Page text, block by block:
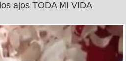
ajos TODA MI VIDA